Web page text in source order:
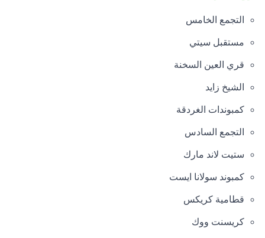
التجمع الخامس
مستقبل سيتي
قري العين السخنة
الشيخ زايد
كمبوندات الغردقة
التجمع السادس
ستيت لاند مارك
كمبوند سولانا ايست
قطامية كريكس
كريسنت ووك